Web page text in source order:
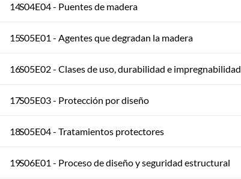
14S04E04 - Puentes de madera
15S05E01 - Agentes que degradan la madera
16S05E02 - Clases de uso, durabilidad e impregnabilidad
17S05E03 - Protección por diseño
18S05E04 - Tratamientos protectores
19S06E01 - Proceso de diseño y seguridad estructural